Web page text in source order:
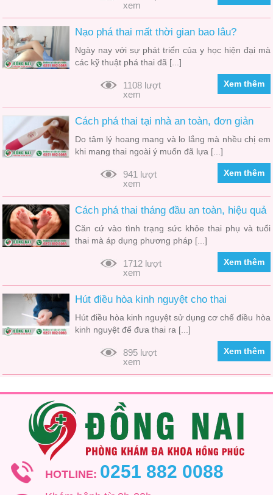
xem
Nạo phá thai mất thời gian bao lâu?
Ngày nay với sự phát triển của y học hiện đại mà
các kỹ thuật phá thai đã [...]
1108 lượt
xem
Xem thêm
Cách phá thai tại nhà an toàn, đơn giản
Do tâm lý hoang mang và lo lắng mà nhều chị em
khi mang thai ngoài ý muốn đã lựa [...]
941 lượt
xem
Xem thêm
Cách phá thai tháng đầu an toàn, hiệu quả
Căn cứ vào tình trạng sức khỏe thai phụ và tuổi
thai mà áp dụng phương pháp [...]
1712 lượt
xem
Xem thêm
Hút điều hòa kinh nguyệt cho thai
Hút điều hòa kinh nguyệt sử dụng cơ chế điều hòa
kinh nguyệt để đưa thai ra [...]
895 lượt
xem
Xem thêm
HOTLINE: 0251 882 0088